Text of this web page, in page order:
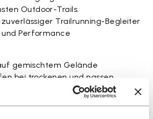
Outdoor-Trails.
Trailrunning-Begleiter
Performance
gemischtem Gelände
bei trockenen und nassen